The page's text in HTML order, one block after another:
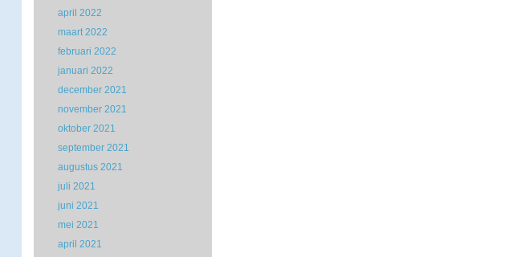
april 2022
maart 2022
februari 2022
januari 2022
december 2021
november 2021
oktober 2021
september 2021
augustus 2021
juli 2021
juni 2021
mei 2021
april 2021